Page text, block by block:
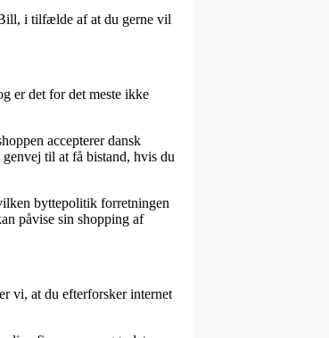
i tilfælde af at du gerne vil
er det for det meste ikke
accepterer dansk
til at få bistand, hvis du
byttepolitik forretningen
påvise sin shopping af
vi, at du efterforsker internet